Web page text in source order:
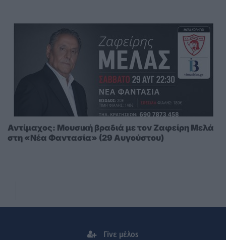
Αντίμαχος: Μουσική βραδιά με τον Ζαφείρη Μελά
στη «Νέα Φαντασία» (29 Αυγούστου)
Γίνε μέλος